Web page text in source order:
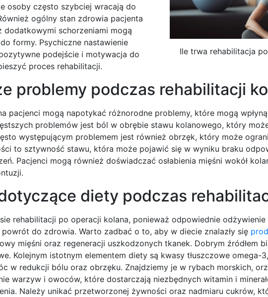
Ile trwa rehabilitacja
osoby często szybciej wracają do
ogólny stan zdrowia pacjenta
dodatkowymi schorzeniami mogą
formy. Psychiczne nastawienie
podejście i motywacja do
proces rehabilitacji.
problemy podczas rehabilitacji
pacjenci mogą napotykać różnorodne problemy, które mogą
problemów jest ból w obrębie stawu kolanowego, który
występującym problemem jest również obrzęk, który może
to sztywność stawu, która może pojawić się w wyniku braku
Pacjenci mogą również doświadczać osłabienia mięśni wokół
diety podczas
rehabilitacji po operacji kolana, ponieważ odpowiednie odżywienie
do zdrowia. Warto zadbać o to, aby w diecie znalazły się
mięśni oraz regeneracji uszkodzonych tkanek. Dobrym źródłem
Kolejnym istotnym elementem diety są kwasy tłuszczowe omega-
w redukcji bólu oraz obrzęku. Znajdziemy je w rybach morskich,
warzyw i owoców, które dostarczają niezbędnych witamin i
Należy unikać przetworzonej żywności oraz nadmiaru cukrów,